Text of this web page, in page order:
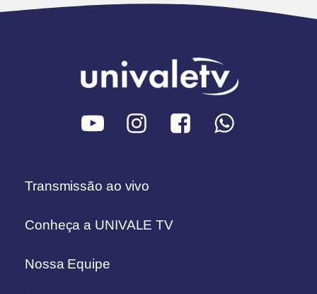
Transmissão ao vivo
Conheça a UNIVALE TV
Nossa Equipe